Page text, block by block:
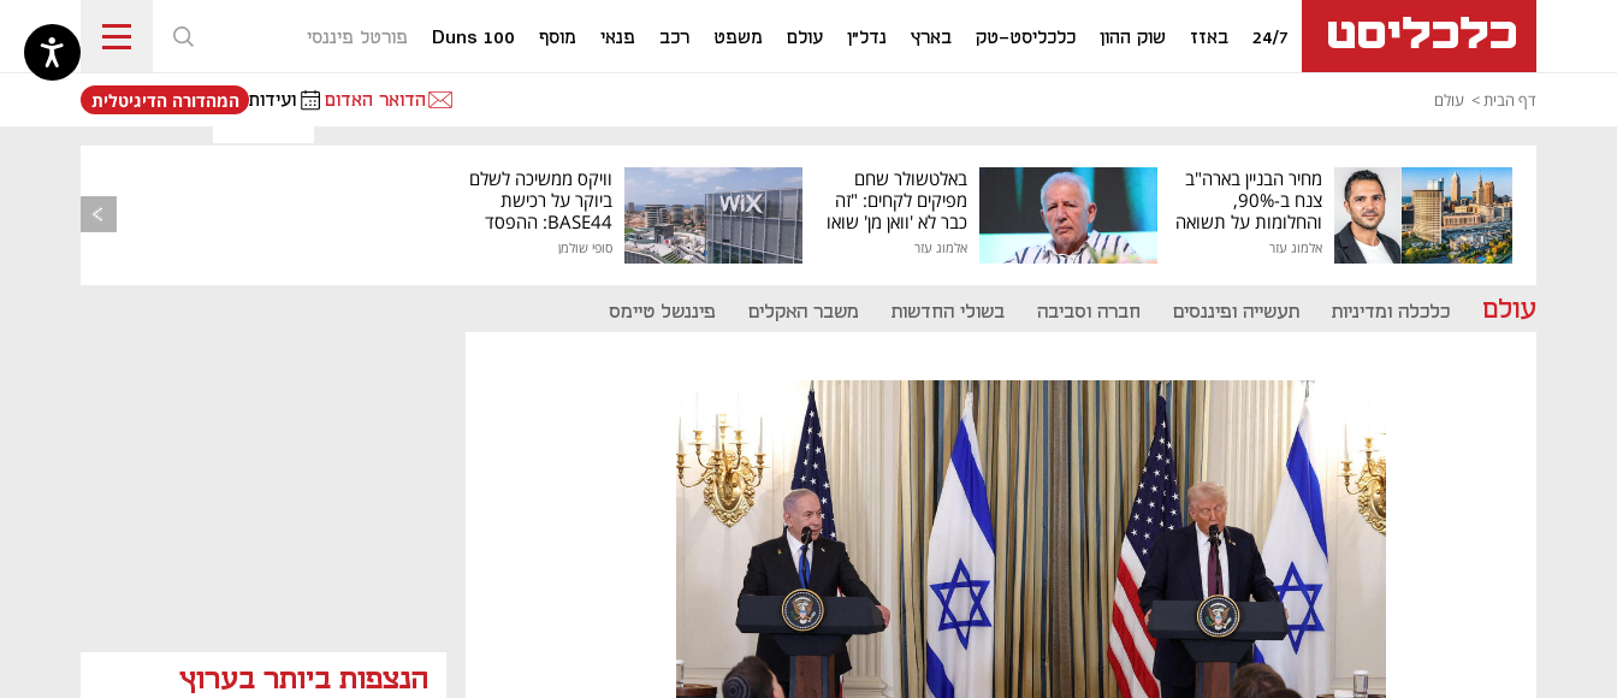
24/7 באזז שוק ההון כלכליסט-טק בארץ נדל"ן עולם משפט רכב פנאי מוסף Duns 100 פורטל פיננסי
דף הבית עולם הדואר האדום ועידות
נפתח בכרטיסייה חדשה
המהדורה הדיגיטלית
מחיר הבניין בארה"ב
צנח ב-90%,
והחלומות על תשואה
גבוהה התנפצו
אלמוג עזר
באלטשולר שחם
מפיקים לקחים: "זה
כבר לא 'וואן מן' שואו
של גילעד"
אלמוג עזר
וויקס ממשיכה לשלם
ביוקר על רכישת
BASE44: ההפסד
סופי שולמן
עולם כלכלה ומדיניות תעשייה ופיננסים חברה וסביבה בשולי החדשות משבר האקלים פיננשל טיימס
הנצפות ביותר בערוץ